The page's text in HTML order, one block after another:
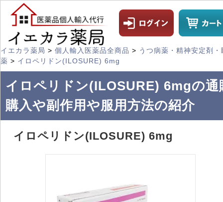
イエカラ薬局 > 個人輸入医薬品全商品 > うつ病薬・精神安定剤・
薬 > イロペリドン(ILOSURE) 6mg
イロペリドン(ILOSURE) 6mgの通
購入や副作用や服用方法の紹介
イロペリドン(ILOSURE) 6mg